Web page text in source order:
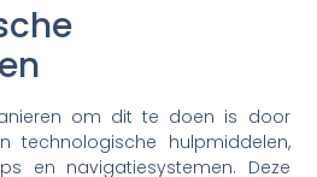
om dit te doen is door
technologische hulpmiddelen,
en navigatiesystemen. Deze